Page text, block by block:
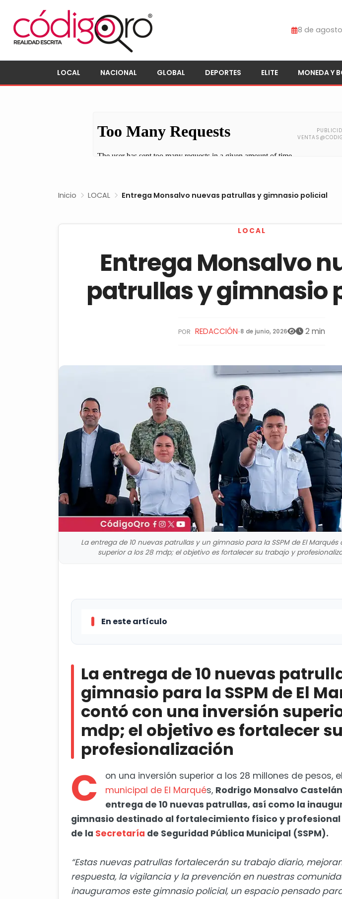
8 de
LOCAL NACIONAL GLOBAL DEPORTES ELITE MONEDA Y
Inicio LOCAL Entrega Monsalvo nuevas patrullas y gimnasio policial
LOCAL
Entrega Monsalvo
patrullas y gimnasio
POR REDACCIÓN•8 de junio, 2026 2 min
La entrega de 10 nuevas patrullas y un gimnasio para la SSPM de El
superior a los 28 mdp; el objetivo es fortalecer su trabajo y
En este artículo
profesionalización
Cierre del ciclo escolar será el 3 de julio: Usebeq
La entrega de 10 nuevas
gimnasio para la SSPM de El
contó con una inversión
mdp; el objetivo es fortalecer
profesionalización
C on una inversión superior a los 28 millones de pesos, el
municipal de El Marqués, Rodrigo Monsalvo
entrega de 10 nuevas patrullas, así como la
gimnasio destinado al fortalecimiento físico y
de la Secretaría de Seguridad Pública Municipal (SSPM).
“Estas nuevas patrullas fortalecerán su trabajo diario,
respuesta, la vigilancia y la prevención en nuestras
inauguramos este gimnasio policial, un espacio pensado